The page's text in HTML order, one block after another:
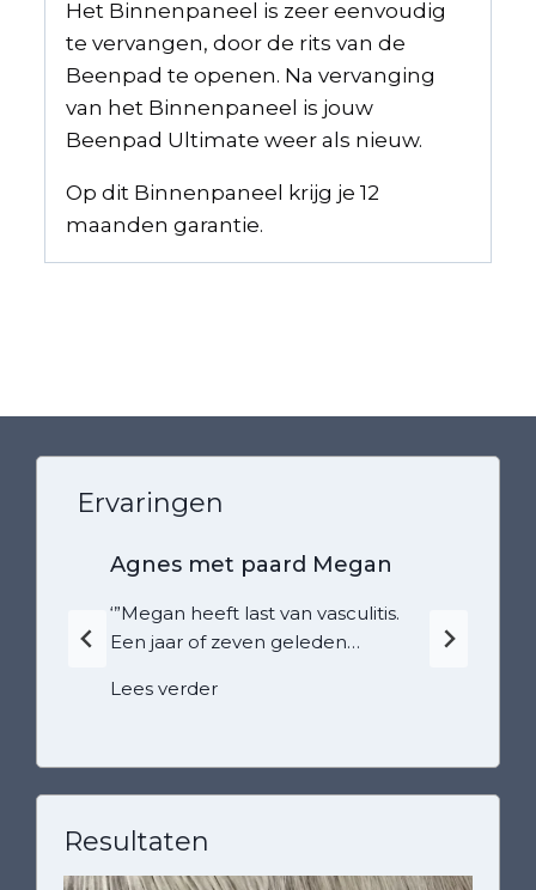
Het Binnenpaneel is zeer eenvoudig
te vervangen, door de rits van de
Beenpad te openen. Na vervanging
van het Binnenpaneel is jouw
Beenpad Ultimate weer als nieuw.
Op dit Binnenpaneel krijg je 12
maanden garantie.
Ervaringen
Agnes met paard Megan
‘”Megan heeft last van vasculitis.
Een jaar of zeven geleden…
Lees verderA
e
s
Resultaten